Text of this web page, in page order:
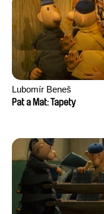
Lubomír Beneš
Pat a Mat: Tapety